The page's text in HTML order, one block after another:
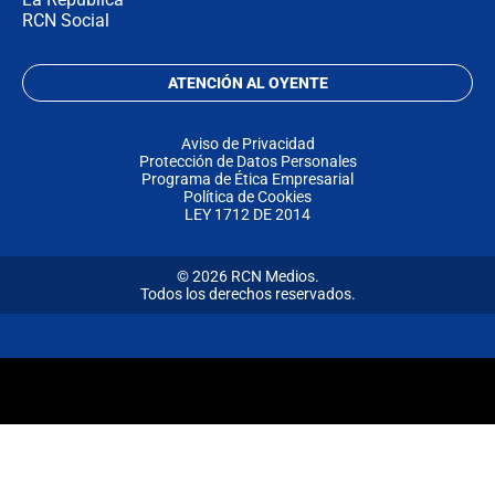
RCN Social
ATENCIÓN AL OYENTE
Aviso de Privacidad
Protección de Datos Personales
Programa de Ética Empresarial
Política de Cookies
LEY 1712 DE 2014
© 2026 RCN Medios.
Todos los derechos reservados.